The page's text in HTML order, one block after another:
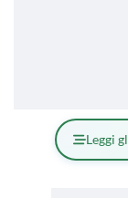
Leggi